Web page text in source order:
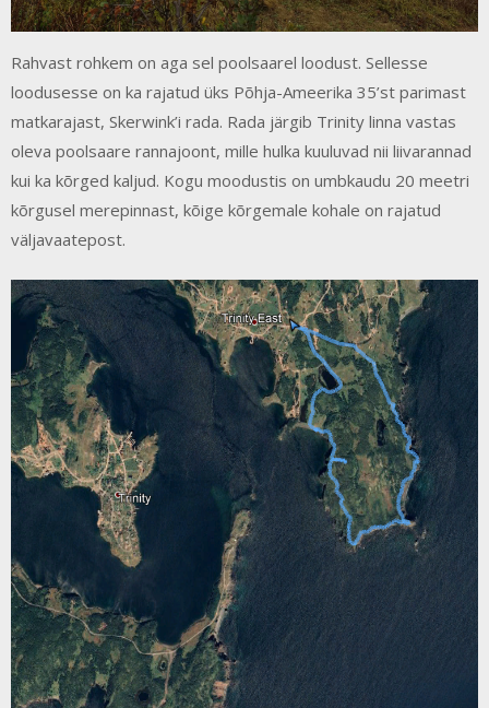
Rahvast rohkem on aga sel poolsaarel loodust. Sellesse
loodusesse on ka rajatud üks Põhja-Ameerika 35’st parimast
matkarajast, Skerwink’i rada. Rada järgib Trinity linna vastas
oleva poolsaare rannajoont, mille hulka kuuluvad nii liivarannad
kui ka kõrged kaljud. Kogu moodustis on umbkaudu 20 meetri
kõrgusel merepinnast, kõige kõrgemale kohale on rajatud
väljavaatepost.